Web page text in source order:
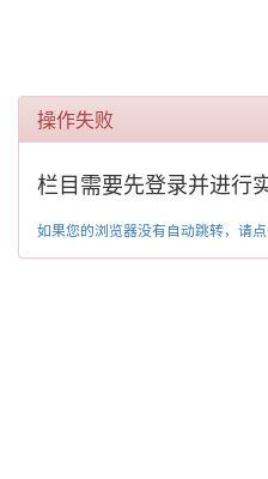
操作失败
栏目需要先登录并进行
如果您的浏览器没有自动跳转，请